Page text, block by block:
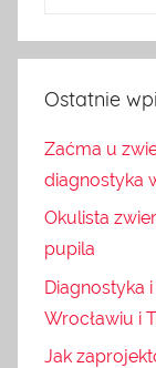
Ostatnie
Zaćma u
diagnostyka
Okulista
pupila
Diagnostyka
Wrocławiu i
Jak